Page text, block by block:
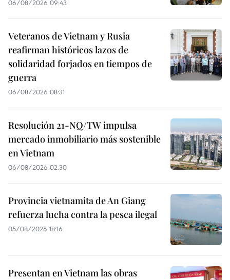
06/08/2026 09:43
Veteranos de Vietnam y Rusia
reafirman históricos lazos de
solidaridad forjados en tiempos de
guerra
06/08/2026 08:31
Resolución 21-NQ/TW impulsa
mercado inmobiliario más sostenible
en Vietnam
06/08/2026 02:30
Provincia vietnamita de An Giang
refuerza lucha contra la pesca ilegal
05/08/2026 18:16
Presentan en Vietnam las obras